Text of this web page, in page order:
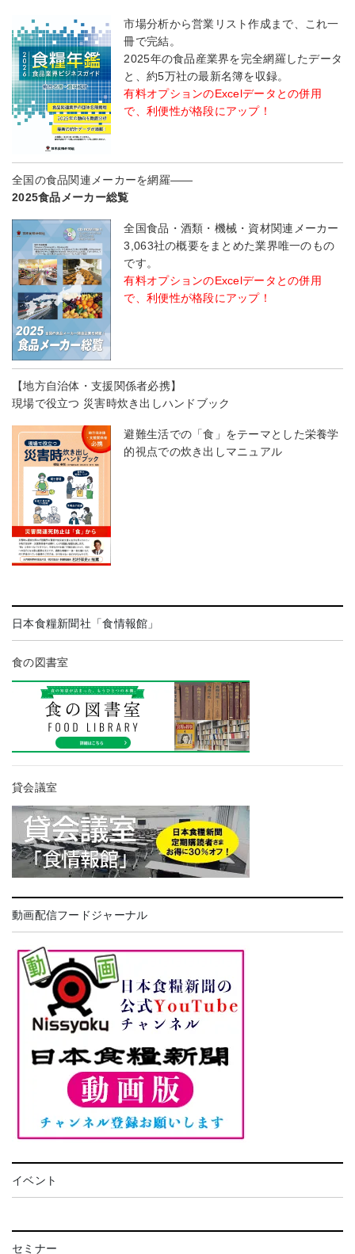
市場分析から営業リスト作成まで、これ一
冊で完結。
2025年の食品産業界を完全網羅したデータ
と、約5万社の最新名簿を収録。
有料オプションのExcelデータとの併用
で、利便性が格段にアップ！
全国の食品関連メーカーを網羅――
2025食品メーカー総覧
全国食品・酒類・機械・資材関連メーカー
3,063社の概要をまとめた業界唯一のもの
です。
有料オプションのExcelデータとの併用
で、利便性が格段にアップ！
【地方自治体・支援関係者必携】
現場で役立つ 災害時炊き出しハンドブック
避難生活での「食」をテーマとした栄養学
的視点での炊き出しマニュアル
日本食糧新聞社「食情報館」
食の図書室
貸会議室
動画配信フードジャーナル
イベント
セミナー